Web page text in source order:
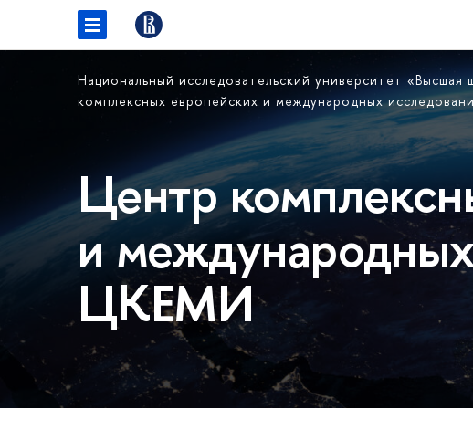
Национальный исследовательский университет
комплексных европейских и международных
Центр
и
ЦКЕМИ